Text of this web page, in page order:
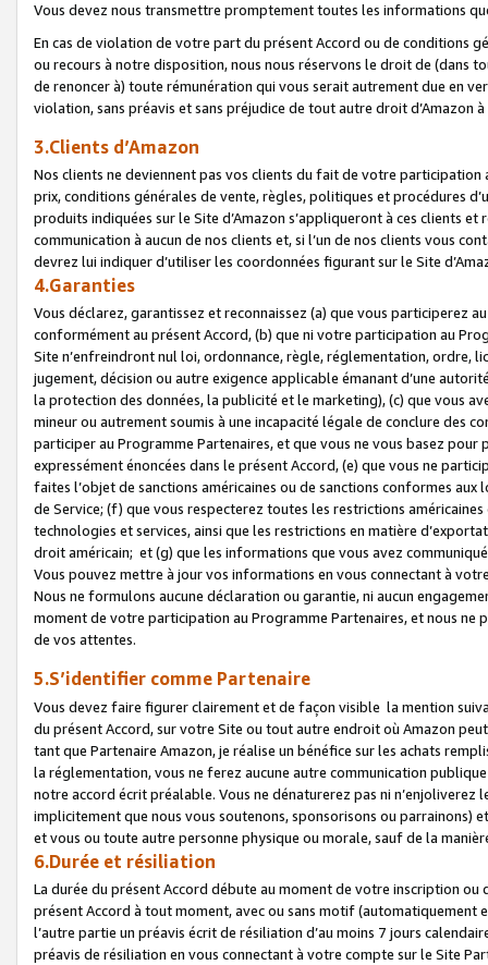
Vous devez nous transmettre promptement toutes les informations
En cas de violation de votre part du présent Accord ou de conditions
ou recours à notre disposition, nous nous réservons le droit de (dans
de renoncer à) toute rémunération qui vous serait autrement due en
violation, sans préavis et sans préjudice de tout autre droit
3.Clients d’Amazon
Nos clients ne deviennent pas vos clients du fait de votre
prix, conditions générales de vente, règles, politiques et procédures
produits indiquées sur le Site d’Amazon s’appliqueront à ces clients
communication à aucun de nos clients et, si l’un de nos clients vous
devrez lui indiquer d’utiliser les coordonnées figurant sur le Site
4.Garanties
Vous déclarez, garantissez et reconnaissez (a) que vous participerez
conformément au présent Accord, (b) que ni votre participation au
Site n’enfreindront nul loi, ordonnance, règle, réglementation, ordre,
jugement, décision ou autre exigence applicable émanant d’une
la protection des données, la publicité et le marketing), (c) que vous
mineur ou autrement soumis à une incapacité légale de conclure des
participer au Programme Partenaires, et que vous ne vous basez
expressément énoncées dans le présent Accord, (e) que vous ne
faites l’objet de sanctions américaines ou de sanctions conformes
de Service; (f) que vous respecterez toutes les restrictions
technologies et services, ainsi que les restrictions en matière
droit américain; et (g) que les informations que vous avez
Vous pouvez mettre à jour vos informations en vous connectant à
Nous ne formulons aucune déclaration ou garantie, ni aucun
moment de votre participation au Programme Partenaires, et nous
de vos attentes.
5.S’identifier comme Partenaire
Vous devez faire figurer clairement et de façon visible la mention
du présent Accord, sur votre Site ou tout autre endroit où Amazon
tant que Partenaire Amazon, je réalise un bénéfice sur les achats
la réglementation, vous ne ferez aucune autre communication
notre accord écrit préalable. Vous ne dénaturerez pas ni
implicitement que nous vous soutenons, sponsorisons ou parrainons)
et vous ou toute autre personne physique ou morale, sauf de la
6.Durée et résiliation
La durée du présent Accord débute au moment de votre inscription
présent Accord à tout moment, avec ou sans motif (automatiquement
l’autre partie un préavis écrit de résiliation d’au moins 7 jours
préavis de résiliation en vous connectant à votre compte sur le Site